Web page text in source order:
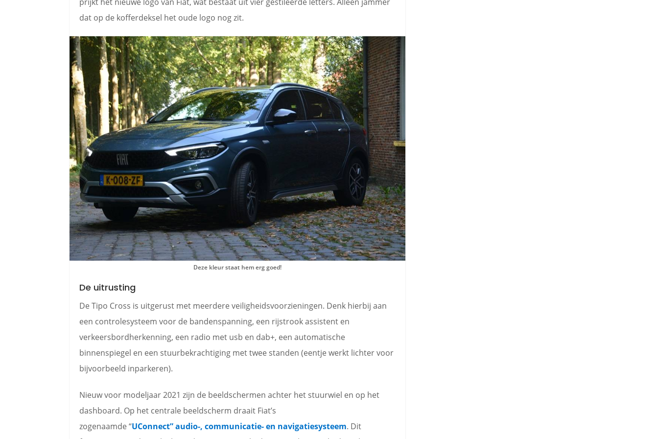
dat op de kofferdeksel het oude logo nog zit.
Deze kleur staat hem erg goed!
De uitrusting
De Tipo Cross is uitgerust met meerdere veiligheidsvoorzieningen. Denk hierbij aan
een controlesysteem voor de bandenspanning, een rijstrook assistent en
verkeersbordherkenning, een radio met usb en dab+, een automatische
binnenspiegel en een stuurbekrachtiging met twee standen (eentje werkt lichter voor
bijvoorbeeld inparkeren).
Nieuw voor modeljaar 2021 zijn de beeldschermen achter het stuurwiel en op het
dashboard. Op het centrale beeldscherm draait Fiat’s
zogenaamde “UConnect”audio-, communicatie- en navigatiesysteem. Dit